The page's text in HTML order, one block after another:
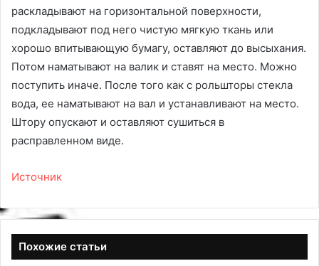
раскладывают на горизонтальной поверхности,
подкладывают под него чистую мягкую ткань или
хорошо впитывающую бумагу, оставляют до высыхания.
Потом наматывают на валик и ставят на место. Можно
поступить иначе. После того как с рольшторы стекла
вода, ее наматывают на вал и устанавливают на место.
Штору опускают и оставляют сушиться в
расправленном виде.
Источник
Похожие статьи